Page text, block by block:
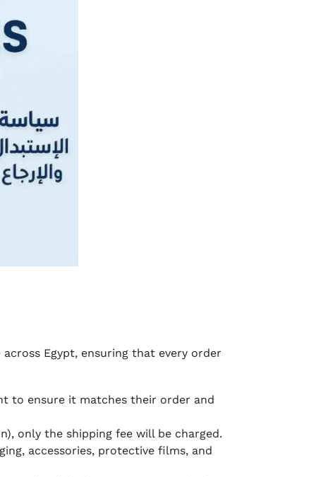
Egypt, ensuring that every order
to ensure it matches their order and
only the shipping fee will be charged.
accessories, protective films, and